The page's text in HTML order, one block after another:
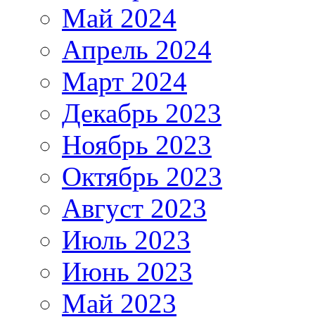
Май 2024
Апрель 2024
Март 2024
Декабрь 2023
Ноябрь 2023
Октябрь 2023
Август 2023
Июль 2023
Июнь 2023
Май 2023